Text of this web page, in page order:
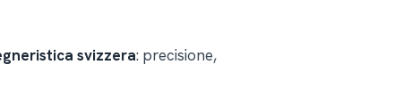
svizzera: precisione,